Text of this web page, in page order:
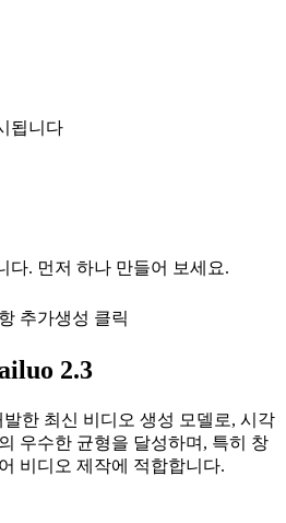
됩니다
다. 먼저 하나 만들어 보세요.
추가생성 클릭
2.3
한 최신 비디오 생성 모델로, 시각
우수한 균형을 달성하며, 특히 창
비디오 제작에 적합합니다.